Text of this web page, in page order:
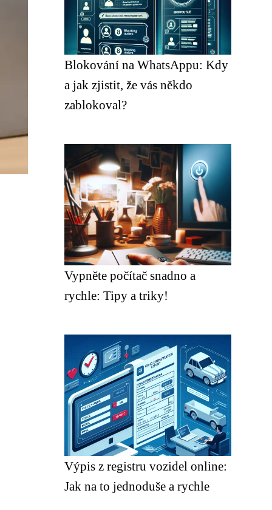
Blokování na WhatsAppu: Kdy
a jak zjistit, že vás někdo
zablokoval?
Vypněte počítač snadno a
rychle: Tipy a triky!
Výpis z registru vozidel online:
Jak na to jednoduše a rychle